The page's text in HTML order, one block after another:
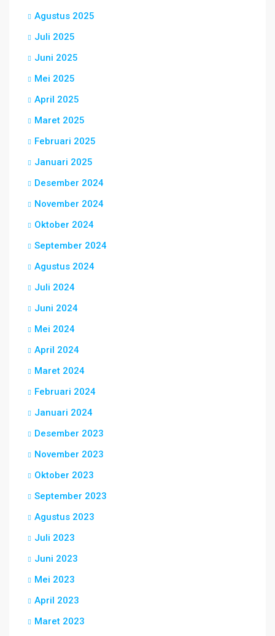
Agustus 2025
Juli 2025
Juni 2025
Mei 2025
April 2025
Maret 2025
Februari 2025
Januari 2025
Desember 2024
November 2024
Oktober 2024
September 2024
Agustus 2024
Juli 2024
Juni 2024
Mei 2024
April 2024
Maret 2024
Februari 2024
Januari 2024
Desember 2023
November 2023
Oktober 2023
September 2023
Agustus 2023
Juli 2023
Juni 2023
Mei 2023
April 2023
Maret 2023